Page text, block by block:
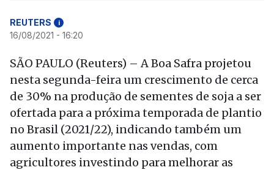
REUTERS i
16/08/2021 - 16:20
SÃO PAULO (Reuters) – A Boa Safra projetou
nesta segunda-feira um crescimento de cerca
de 30% na produção de sementes de soja a ser
ofertada para a próxima temporada de plantio
no Brasil (2021/22), indicando também um
aumento importante nas vendas, com
agricultores investindo para melhorar as